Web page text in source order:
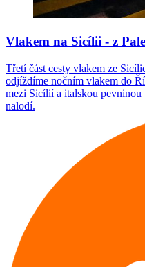
Vlakem na Sicílii - z
Třetí část cesty vlakem ze
odjíždíme nočním vlakem do
mezi Sicílií a italskou pevninou
nalodí.